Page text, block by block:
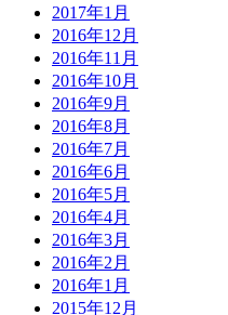
2017年1月
2016年12月
2016年11月
2016年10月
2016年9月
2016年8月
2016年7月
2016年6月
2016年5月
2016年4月
2016年3月
2016年2月
2016年1月
2015年12月